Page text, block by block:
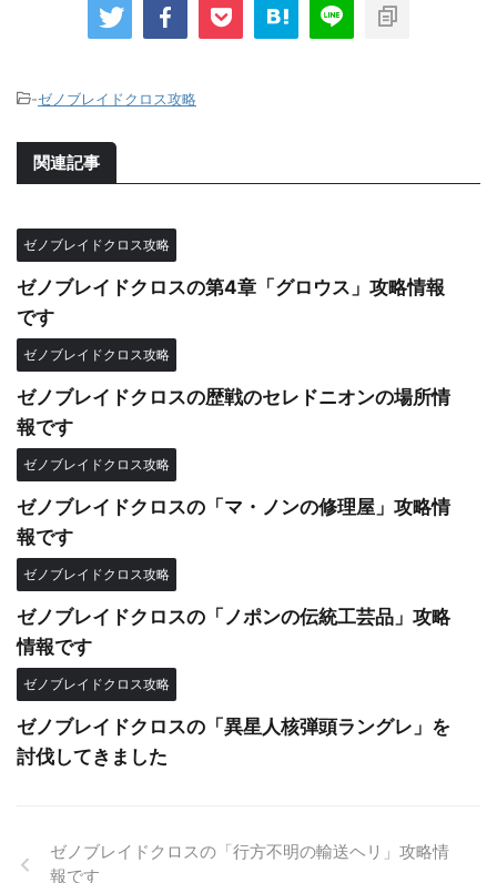
-ゼノブレイドクロス攻略
関連記事
ゼノブレイドクロス攻略
ゼノブレイドクロスの第4章「グロウス」攻略情報
です
ゼノブレイドクロス攻略
ゼノブレイドクロスの歴戦のセレドニオンの場所情
報です
ゼノブレイドクロス攻略
ゼノブレイドクロスの「マ・ノンの修理屋」攻略情
報です
ゼノブレイドクロス攻略
ゼノブレイドクロスの「ノポンの伝統工芸品」攻略
情報です
ゼノブレイドクロス攻略
ゼノブレイドクロスの「異星人核弾頭ラングレ」を
討伐してきました
ゼノブレイドクロスの「行方不明の輸送ヘリ」攻略情
報です